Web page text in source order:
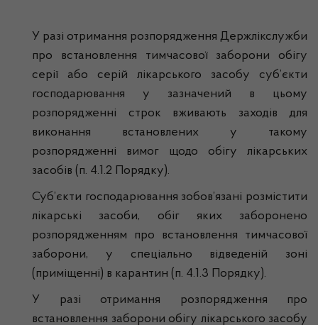
У разі отримання розпорядження Держлікслужби
про встановлення тимчасової заборони обігу
серії або серій лікарського засобу суб’єкти
господарювання у зазначений в цьому
розпорядженні строк вживають заходів для
виконання встановлених у такому
розпорядженні вимог щодо обігу лікарських
засобів (п. 4.1.2 Порядку).
Суб’єкти господарювання зобов’язані розмістити
лікарські засоби, обіг яких заборонено
розпорядженням про встановлення тимчасової
заборони, у спеціально відведеній зоні
(приміщенні) в карантин (п. 4.1.3 Порядку).
У разі отримання розпорядження про
встановлення заборони обігу лікарського засобу